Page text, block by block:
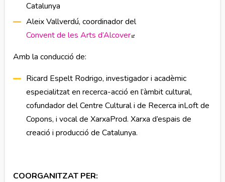
Catalunya
Aleix Vallverdú, coordinador del
Convent de les Arts d’Alcover
Amb la conducció de:
Ricard Espelt Rodrigo, investigador i acadèmic
especialitzat en recerca-acció en l’àmbit cultural,
cofundador del Centre Cultural i de Recerca inLoft de
Copons, i vocal de XarxaProd. Xarxa d’espais de
creació i producció de Catalunya.
COORGANITZAT PER: